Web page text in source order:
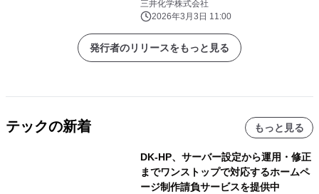
三井化学株式会社
2026年3月3日 11:00
発行者のリリースをもっと見る
テックの新着 もっと見る
DK-HP、サーバー設定から運用・修正
までワンストップで対応するホームペ
ージ制作請負サービスを提供中